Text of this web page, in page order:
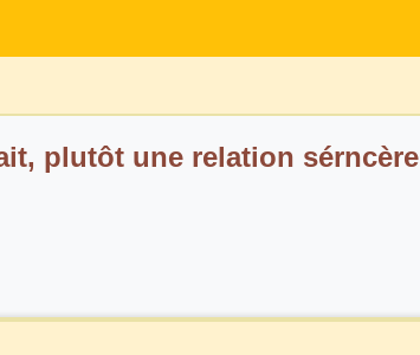
plutôt une relation sérncère